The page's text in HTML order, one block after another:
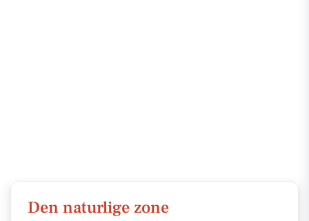
Den naturlige zone